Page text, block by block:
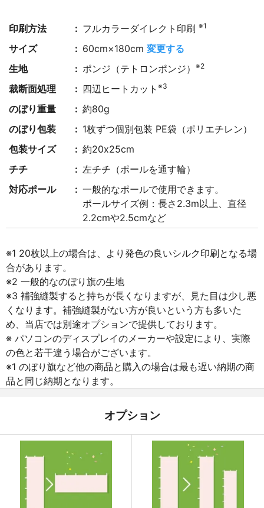
印刷方法 フルカラーダイレクト印刷※1
サイズ 60cm×180cm変更する
生地
ポンジ（テトロンポンジ）※2
裁断面処理 四辺ヒートカット※3
のぼり重量
約80g
のぼり包装
1枚ずつ個別包装 PE袋（ポリエチレン）
包装サイズ
約20x25cm
チチ
左チチ（ポールを通す輪）
対応ポール
一般的なポールで使用できます。
ポールサイズ例：長さ2.3m以上、直径
2.2cmや2.5cmなど
※1 20枚以上の場合は、より発色の良いシルク印刷となる場
合があります。
※2 一般的なのぼり旗の生地
※3 補強縫製すると持ちが長くなりますが、見た目は少し悪
くなります。補強縫製がない方が良いという方も多いた
め、当店では別途オプションで提供しております。
※ パソコンのディスプレイのメーカーや設定により、実際
の色と若干違う場合がございます。
※1 のぼり旗など他の商品と購入の場合は最も遅い納期の商
品と同じ納期となります。
オプション